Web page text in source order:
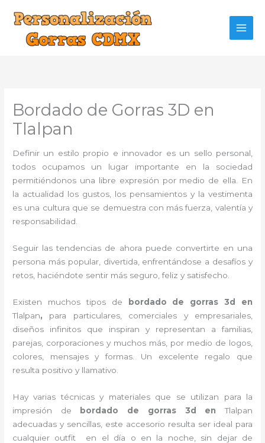
contenido
Bordado de Gorras 3D en
Tlalpan
Definir un estilo propio e innovador es un sello personal,
todos ocupamos un lugar importante en la sociedad
permitiéndonos una libre expresión por medio de ella. En
la actualidad los gustos, los pensamientos y la vestimenta
es una cultura que se demuestra con más fuerza, valentía y
responsabilidad.
Seguir las tendencias de ahora puede convertirte en una
persona más popular, divertida, enfrentándose a desafíos y
retos, haciéndote sentir más seguro, feliz y satisfecho.
Existen muchos tipos de
bordado de gorras 3d en
Tlalpan, para particulares, comerciales y empresariales,
diseños infinitos que inspiran y representan a familias,
parejas, corporaciones y muchos más, por medio de logos,
colores, mensajes y formas. Un excelente regalo que
resulta positivo y llamativo.
Hay varias técnicas y materiales que se utilizan para la
impresión de
bordado de gorras 3d enTlalpan
adecuadas y sencillas, este accesorio resulta ser ideal para
cualquier outfit en el día o en la noche, sin dejar de